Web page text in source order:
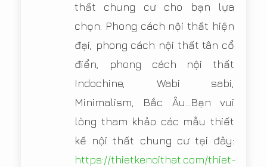
thất chung cư cho bạn lựa
chọn: Phong cách nội thất hiện
đại, phong cách nội thất tân cổ
điển, phong cách nội thất
Indochine, Wabi sabi,
Minimalism, Bắc Âu...Bạn vui
lòng tham khảo các mẫu thiết
kế nội thất chung cư tại đây:
https://thietkenoithat.com/thiet-